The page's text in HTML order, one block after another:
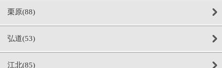
栗原(88)
弘道(53)
江北(85)